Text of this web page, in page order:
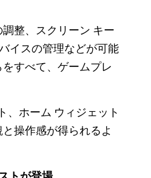
整、スクリーン キー
イスの管理などが可能
すべて、ゲームプレ
、ホーム ウィジェット
操作感が得られるよ
トが登場